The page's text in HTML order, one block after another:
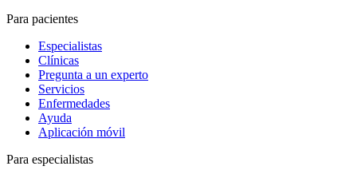
Para pacientes
Especialistas
Clínicas
Pregunta a un experto
Servicios
Enfermedades
Ayuda
Aplicación móvil
Para especialistas